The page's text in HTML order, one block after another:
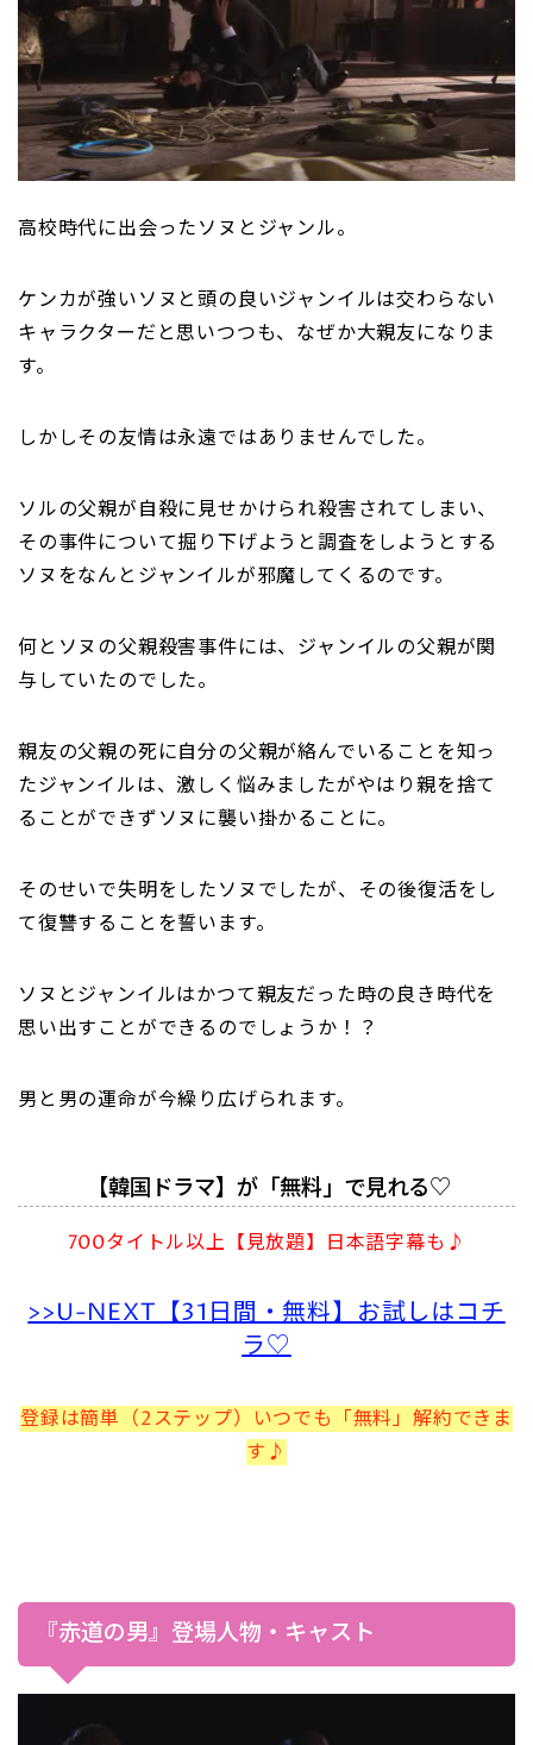
高校時代に出会ったソヌとジャンル。
ケンカが強いソヌと頭の良いジャンイルは交わらない
キャラクターだと思いつつも、なぜか大親友になりま
す。
しかしその友情は永遠ではありませんでした。
ソルの父親が自殺に見せかけられ殺害されてしまい、
その事件について掘り下げようと調査をしようとする
ソヌをなんとジャンイルが邪魔してくるのです。
何とソヌの父親殺害事件には、ジャンイルの父親が関
与していたのでした。
親友の父親の死に自分の父親が絡んでいることを知っ
たジャンイルは、激しく悩みましたがやはり親を捨て
ることができずソヌに襲い掛かることに。
そのせいで失明をしたソヌでしたが、その後復活をし
て復讐することを誓います。
ソヌとジャンイルはかつて親友だった時の良き時代を
思い出すことができるのでしょうか！？
男と男の運命が今繰り広げられます。
【韓国ドラマ】が「無料」で見れる♡
700タイトル以上【見放題】日本語字幕も♪
>>U-NEXT【31日間・無料】お試しはコチ
ラ♡
登録は簡単（2ステップ）いつでも「無料」解約できま
す♪
『赤道の男』登場人物・キャスト